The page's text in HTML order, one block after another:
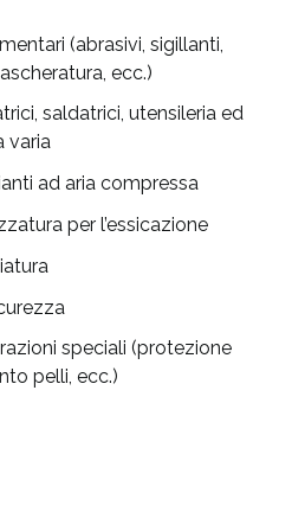
(abrasivi, sigillanti,
ecc.)
saldatrici, utensileria ed
varia
ad aria compressa
per l’essicazione
speciali (protezione
pelli, ecc.)